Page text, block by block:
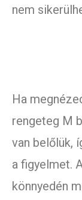
nem
Ha
rengeteg M
van belőlük,
a figyelmet.
könnyedén